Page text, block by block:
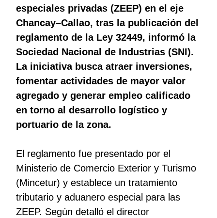
especiales privadas (ZEEP) en el eje
Chancay–Callao, tras la publicación del
reglamento de la Ley 32449, informó la
Sociedad Nacional de Industrias (SNI).
La iniciativa busca atraer inversiones,
fomentar actividades de mayor valor
agregado y generar empleo calificado
en torno al desarrollo logístico y
portuario de la zona.
El reglamento fue presentado por el
Ministerio de Comercio Exterior y Turismo
(Mincetur) y establece un tratamiento
tributario y aduanero especial para las
ZEEP. Según detalló el director